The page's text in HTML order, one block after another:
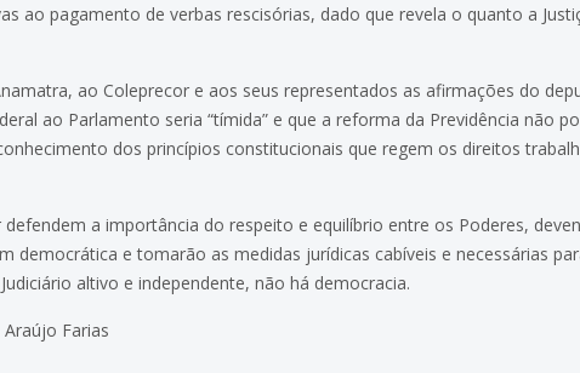
ao pagamento de verbas rescisórias, dado que revela o quanto a
ao Coleprecor e aos seus representados as afirmações do
ao Parlamento seria “tímida” e que a reforma da Previdência não
dos princípios constitucionais que regem os direitos
a importância do respeito e equilíbrio entre os Poderes,
democrática e tomarão as medidas jurídicas cabíveis e necessárias
altivo e independente, não há democracia.
Farias